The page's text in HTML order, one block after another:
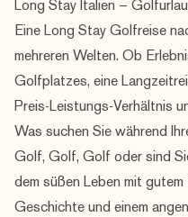
Long Stay Italien –
Eine Long Stay Golfreise
mehreren Welten. Ob
Golfplatzes, eine
Preis-Leistungs-Verhältnis
Was suchen Sie während
Golf, Golf, Golf oder sind
dem süßen Leben mit gutem
Geschichte und einem